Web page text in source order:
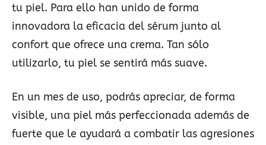
tu piel. Para ello han unido de forma
innovadora la eficacia del sérum junto al
confort que ofrece una crema. Tan sólo
utilizarlo, tu piel se sentirá más suave.
En un mes de uso, podrás apreciar, de forma
visible, una piel más perfeccionada además de
fuerte que le ayudará a combatir las agresiones